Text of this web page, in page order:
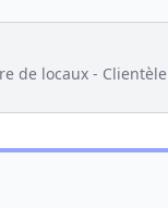
de locaux - Clientèle